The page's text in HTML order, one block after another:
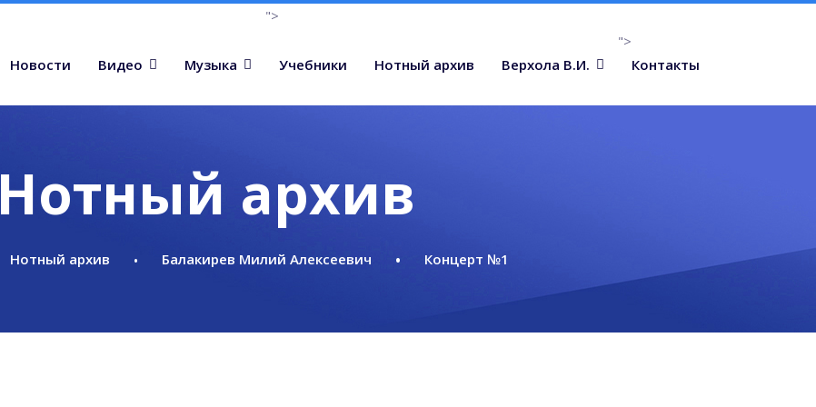
Новости Видео Музыка
">
Учебники Нотный архив Верхола В.И.
">
Контакты
Нотный архив
Нотный архив Балакирев Милий Алексеевич Концерт №1